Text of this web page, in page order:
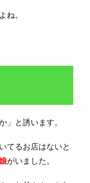
ね。
」と誘います。
てるお店はないと
がいました。